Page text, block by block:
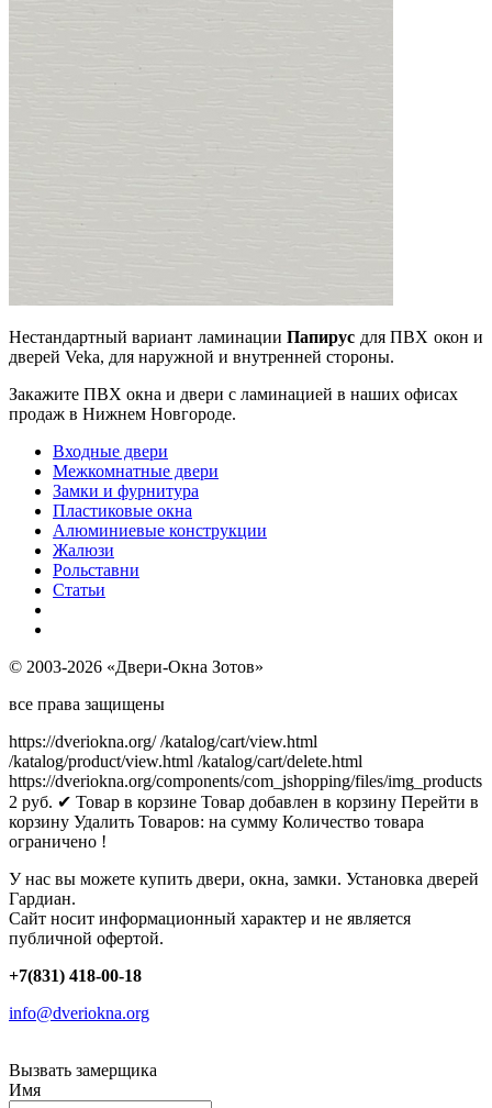
Нестандартный вариант ламинацииПапирус для ПВХ окон и
дверей Veka, для наружной и внутренней стороны.
Закажите ПВХ окна и двери с ламинацией в наших офисах
продаж в Нижнем Новгороде.
Входные двери
Межкомнатные двери
Замки и фурнитура
Пластиковые окна
Алюминиевые конструкции
Жалюзи
Рольставни
Статьи
© 2003-2026 «Двери-Окна Зотов»
все права защищены
https://dveriokna.org/ /katalog/cart/view.html
/katalog/product/view.html /katalog/cart/delete.html
https://dveriokna.org/components/com_jshopping/files/img_products
2 руб. ✔ Товар в корзине Товар добавлен в корзину Перейти в
корзину Удалить Товаров: на сумму Количество товара
ограничено !
У нас вы можете купить двери, окна, замки. Установка дверей
Гардиан.
Сайт носит информационный характер и не является
публичной офертой.
+7(831) 418-00-18
info@dveriokna.org
Вызвать замерщика
Имя